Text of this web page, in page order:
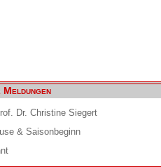
Dr. Christine Siegert
& Saisonbeginn